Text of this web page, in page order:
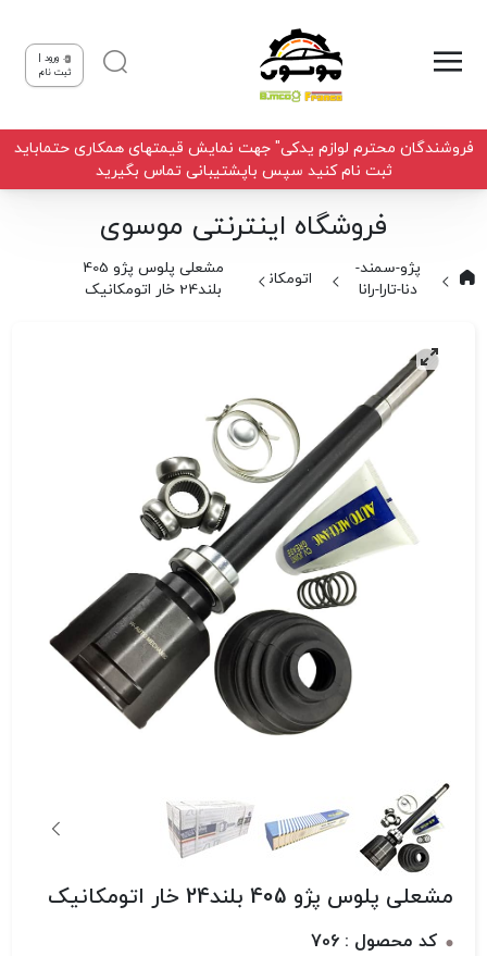
ورود |
ثبت نام
فروشندگان محترم لوازم یدکی" جهت نمایش قیمتهای همکاری حتماباید
ثبت نام کنید سپس باپشتیبانی تماس بگیرید
فروشگاه اینترنتی موسوی
پژو-سمند-
دنا-تارا-رانا
اتومکانیک
مشعلی پلوس پژو 405
بلند24 خار اتومکانیک
مشعلی پلوس پژو 405 بلند24 خار اتومکانیک
کد محصول : 706